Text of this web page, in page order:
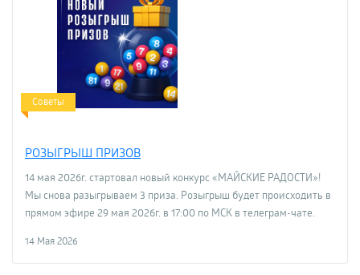
Советы
РОЗЫГРЫШ ПРИЗОВ
14 мая 2026г. стартовал новый конкурс «МАЙСКИЕ РАДОСТИ»!
Мы снова разыгрываем 3 приза. Розыгрыш будет происходить в
прямом эфире 29 мая 2026г. в 17:00 по МСК в телеграм-чате.
14 Мая 2026